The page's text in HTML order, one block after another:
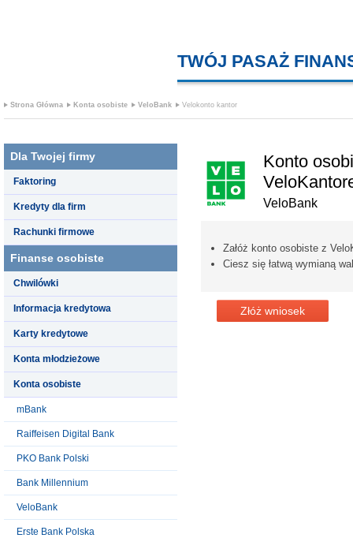
TWÓJ PASAŻ
Strona Główna Konta osobiste VeloBank Velokonto kantor
Dla Twojej firmy
Faktoring
Kredyty dla firm
Rachunki firmowe
Finanse osobiste
Chwilówki
Informacja kredytowa
Karty kredytowe
Konta młodzieżowe
Konta osobiste
mBank
Raiffeisen Digital Bank
PKO Bank Polski
Bank Millennium
VeloBank
Erste Bank Polska
Konto
VeloBank
Załóż konto osobiste z
Ciesz się łatwą wymianą
Złóż wniosek